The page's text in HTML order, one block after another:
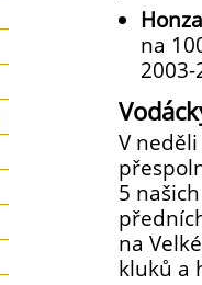
na
V
5
na
kluků a